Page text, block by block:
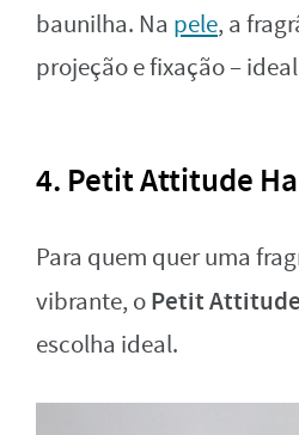
baunilha. Na pele, a
projeção e fixação –
4. Petit Attitude
Para quem quer uma
vibrante, oPetit
escolha ideal.